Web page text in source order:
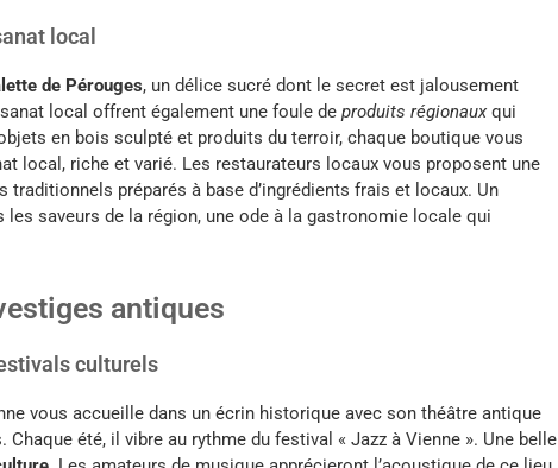
local
de Pérouges, un délice sucré dont le secret est jalousement
local offrent également une foule de produits régionaux qui
en bois sculpté et produits du terroir, chaque boutique vous
local, riche et varié. Les restaurateurs locaux vous proposent une
traditionnels préparés à base d’ingrédients frais et locaux. Un
les saveurs de la région, une ode à la gastronomie locale qui
antiques
culturels
vous accueille dans un écrin historique avec son théâtre antique
été, il vibre au rythme du festival « Jazz à Vienne ». Une belle